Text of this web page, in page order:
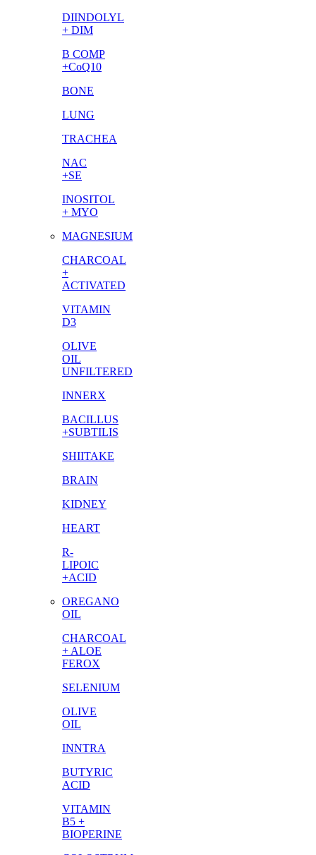
DIINDOLYL
+ DIM
B COMP
+CoQ10
BONE
LUNG
TRACHEA
NAC
+SE
INOSITOL
+ MYO
MAGNESIUM
CHARCOAL
+
ACTIVATED
VITAMIN
D3
OLIVE
OIL
UNFILTERED
INNERX
BACILLUS
+SUBTILIS
SHIITAKE
BRAIN
KIDNEY
HEART
R-
LIPOIC
+ACID
OREGANO
OIL
CHARCOAL
+ ALOE
FEROX
SELENIUM
OLIVE
OIL
INNTRA
BUTYRIC
ACID
VITAMIN
B5 +
BIOPERINE